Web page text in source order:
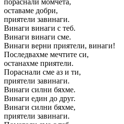
оставаме добри,
приятели завинаги.
Винаги винаги с теб.
Винаги винаги сме.
Винаги верни приятели, винаги!
Последвахме мечтите си,
останахме приятели.
Пораснали сме аз и ти,
приятели завинаги.
Винаги силни бяхме.
Винаги един до друг.
Винаги силни бяхме,
приятели завинаги.